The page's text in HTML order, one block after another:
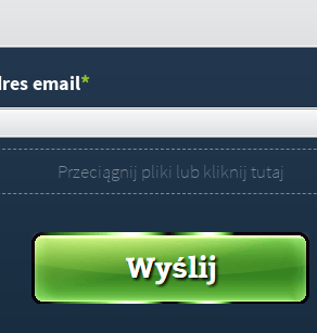
email*
Przeciągnij pliki lub kliknij tutaj